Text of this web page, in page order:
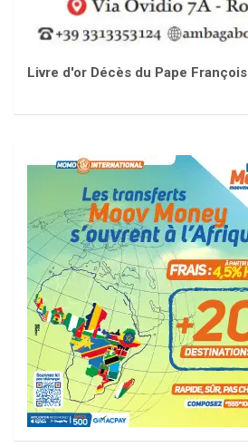
Livre d'or Décès du Pape François